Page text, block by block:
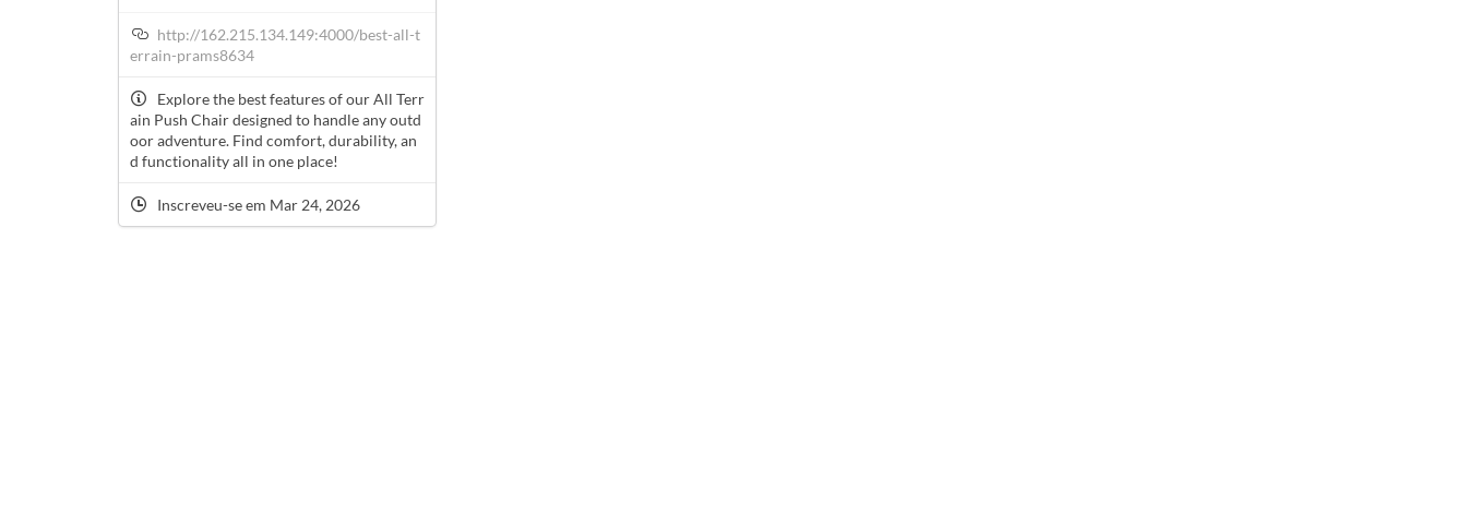
http://162.215.134.149:4000/best-all-t
errain-prams8634
Explore the best features of our All Terr
ain Push Chair designed to handle any outd
oor adventure. Find comfort, durability, an
d functionality all in one place!
Inscreveu-se em Mar 24, 2026